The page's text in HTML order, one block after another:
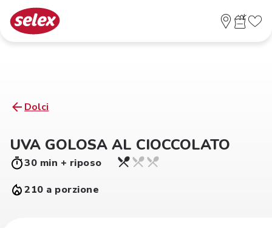
Dolci
UVA GOLOSA AL CIOCCOLATO
30 min + riposo
210 a porzione